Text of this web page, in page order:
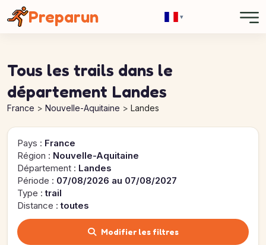
Preparun ▾
Tous les trails dans le
département Landes
France Nouvelle-Aquitaine Landes
Pays : France
Région : Nouvelle-Aquitaine
Département : Landes
Période : 07/08/2026 au 07/08/2027
Type :trail
Distance :toutes
Modifier les filtres
Panneau de gestion des cookies